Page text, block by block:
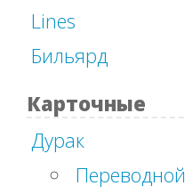
Lines
Бильярд
Карточные
Дурак
Переводной